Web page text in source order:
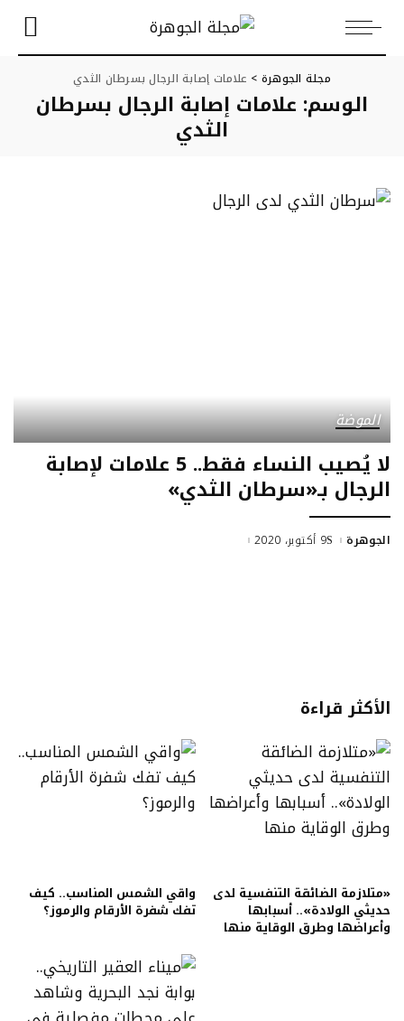
مجلة الجوهرة > علامات إصابة الرجال بسرطان الثدي
الوسم: علامات إصابة الرجال بسرطان
الثدي
الموضة
لا يُصيب النساء فقط.. 5 علامات لإصابة
الرجال بـ«سرطان الثدي»
الجوهرة 9 أكتوبر، 2020
الأكثر قراءة
«متلازمة الضائقة التنفسية لدى
حديثي الولادة».. أسبابها
وأعراضها وطرق الوقاية منها
واقي الشمس المناسب.. كيف
تفك شفرة الأرقام والرموز؟